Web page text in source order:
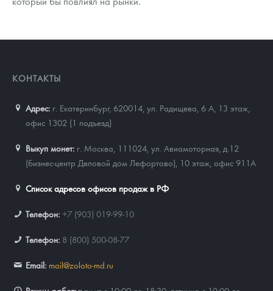
КОНТАКТЫ
Адрес: г. Екатеринбург, 620014 ул. Радищева, 6 А, 13 этаж,
офис 1302 (1 подъезд)
Выкуп монет: г. Москва, 111024, ул. Авиамоторная, д.12
(бизнес-центр Деловой дом Лефортово), 10 этаж, офис 911А
Список адресов офисов продаж в РФ
Телефон: +7 (903) 019-99-10
Телефон: 8 (800) 500-08-77
Email: mail@zoloto-md.ru